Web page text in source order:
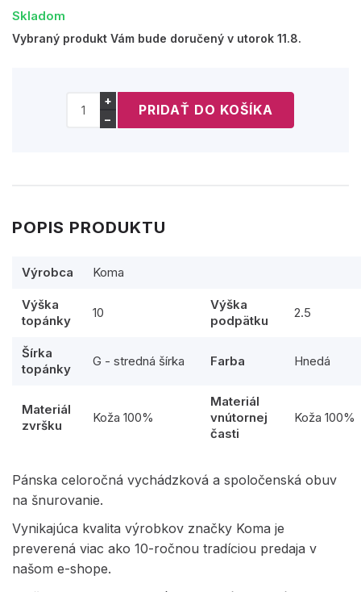
Skladom
Vybraný produkt Vám bude doručený v utorok 11.8.
+
−
POPIS PRODUKTU
Výrobca Koma
Výška
topánky
10
Výška
podpätku
2.5
Šírka
topánky
G - stredná šírka Farba Hnedá
Materiál
zvršku
Koža 100%
Materiál
vnútornej
časti
Koža 100%
Pánska celoročná vychádzková a spoločenská obuv
na šnurovanie.
Vynikajúca kvalita výrobkov značky Koma je
preverená viac ako 10-ročnou tradíciou predaja v
našom e-shope.